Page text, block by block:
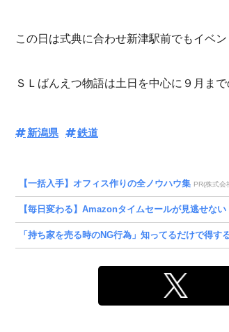
この日は式典に合わせ新津駅前でもイベ
ＳＬばんえつ物語は土日を中心に９月ま
新潟県 鉄道
【一括入手】オフィス作りの全ノウハウ集 PR(株式会
【毎日変わる】Amazonタイムセールが見逃せない
「持ち家を売る時のNG行為」知ってるだけで得す